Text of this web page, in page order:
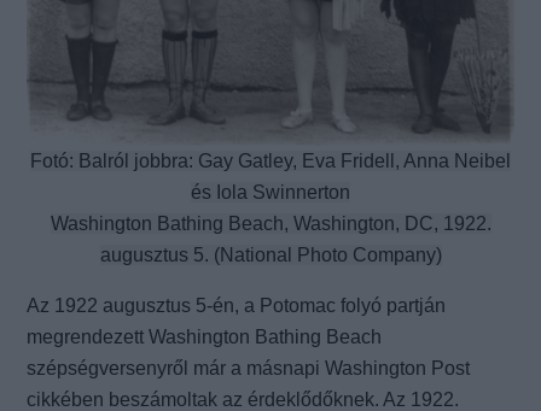
Fotó: Balról jobbra: Gay Gatley, Eva Fridell, Anna Neibel
és Iola Swinnerton
Washington Bathing Beach, Washington, DC, 1922.
augusztus 5. (National Photo Company)
Az 1922 augusztus 5-én, a Potomac folyó partján
megrendezett Washington Bathing Beach
szépségversenyről már a másnapi Washington Post
cikkében beszámoltak az érdeklődőknek. Az 1922.